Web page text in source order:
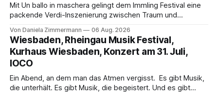
Mit Un ballo in maschera gelingt dem Immling Festival eine
packende Verdi-Inszenierung zwischen Traum und
psychologische Tiefe mit starken Bildern, getragen von
einem spielfreudigen Ensemble und einer musikalisch
überzeugenden Gesamtleistung.
Von Daniela Zimmermann 06 Aug. 2026
Wiesbaden, Rheingau Musik Festival,
Kurhaus Wiesbaden, Konzert am 31. Juli,
IOCO
Ein Abend, an dem man das Atmen vergisst. Es gibt Musik,
die unterhält. Es gibt Musik, die begeistert. Und es gibt